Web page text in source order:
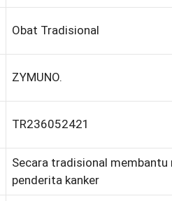
Obat Tradisional
ZYMUNO.
TR236052421
Secara tradisional
penderita kanker